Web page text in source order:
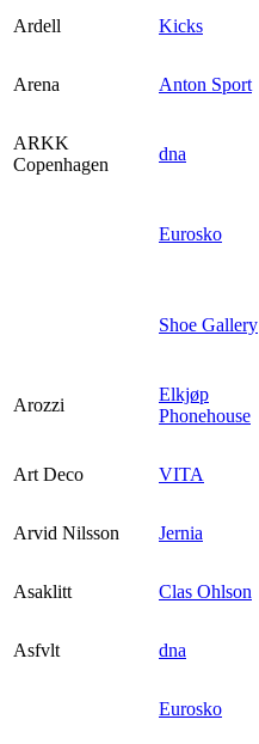
Ardell
Kicks
Arena Anton Sport
ARKK
Copenhagen
dna
Eurosko
Shoe Gallery
Arozzi
Elkjøp
Phonehouse
Art Deco VITA
Arvid Nilsson
Jernia
Asaklitt Clas Ohlson
Asfvlt
dna
Eurosko